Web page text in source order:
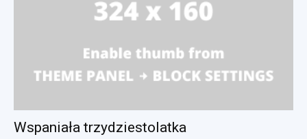
Wspaniała trzydziestolatka